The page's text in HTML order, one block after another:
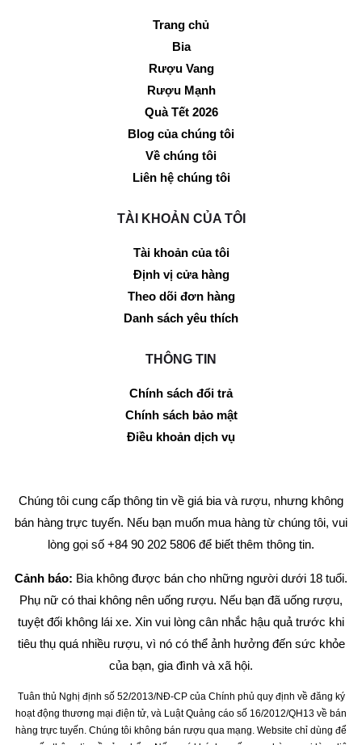
Trang chủ
Bia
Rượu Vang
Rượu Mạnh
Quà Tết 2026
Blog của chúng tôi
Về chúng tôi
Liên hệ chúng tôi
TÀI KHOẢN CỦA TÔI
Tài khoản của tôi
Định vị cửa hàng
Theo dõi đơn hàng
Danh sách yêu thích
THÔNG TIN
Chính sách đổi trả
Chính sách bảo mật
Điều khoản dịch vụ
Chúng tôi cung cấp thông tin về giá bia và rượu, nhưng không
bán hàng trực tuyến. Nếu bạn muốn mua hàng từ chúng tôi, vui
lòng gọi số +84 90 202 5806 để biết thêm thông tin.
Cảnh báo: Bia không được bán cho những người dưới 18 tuổi.
Phụ nữ có thai không nên uống rượu. Nếu bạn đã uống rượu,
tuyệt đối không lái xe. Xin vui lòng cân nhắc hậu quả trước khi
tiêu thụ quá nhiều rượu, vì nó có thể ảnh hưởng đến sức khỏe
của bạn, gia đình và xã hội.
Tuân thủ Nghị định số 52/2013/NĐ-CP của Chính phủ quy định về đăng ký
hoạt động thương mại điện tử, và Luật Quảng cáo số 16/2012/QH13 về bán
hàng trực tuyến. Chúng tôi không bán rượu qua mạng. Website chỉ dùng để